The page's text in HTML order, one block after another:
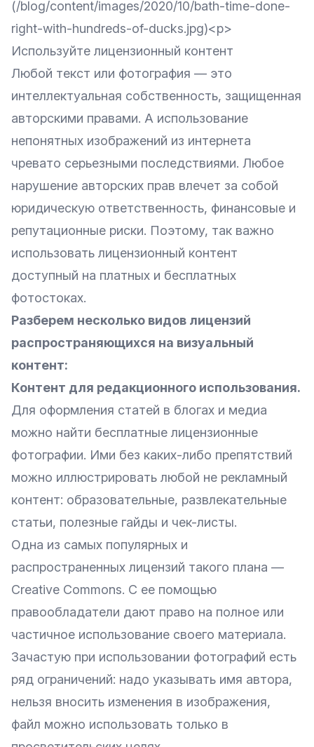
(/blog/content/images/2020/10/bath-time-done-
right-with-hundreds-of-ducks.jpg)<p>
Используйте лицензионный контент
Любой текст или фотография — это
интеллектуальная собственность, защищенная
авторскими правами. А использование
непонятных изображений из интернета
чревато серьезными последствиями. Любое
нарушение авторских прав влечет за собой
юридическую ответственность, финансовые и
репутационные риски. Поэтому, так важно
использовать лицензионный контент
доступный на платных и бесплатных
фотостоках.
Разберем несколько видов лицензий
распространяющихся на визуальный
контент:
Контент для редакционного использования.
Для оформления статей в блогах и медиа
можно найти бесплатные лицензионные
фотографии. Ими без каких-либо препятствий
можно иллюстрировать любой не рекламный
контент: образовательные, развлекательные
статьи, полезные гайды и чек-листы.
Одна из самых популярных и
распространенных лицензий такого плана —
Creative Commons. С ее помощью
правообладатели дают право на полное или
частичное использование своего материала.
Зачастую при использовании фотографий есть
ряд ограничений: надо указывать имя автора,
нельзя вносить изменения в изображения,
файл можно использовать только в